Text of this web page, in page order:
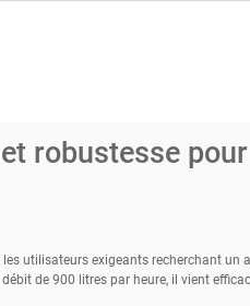
robustesse
utilisateurs exigeants recherchant un
de 900 litres par heure, il vient